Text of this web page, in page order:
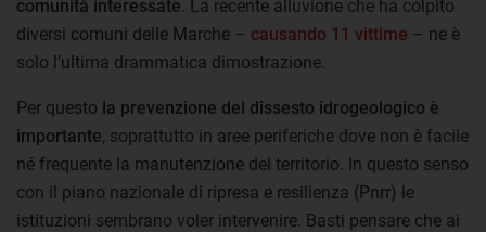
comunità interessate. La recente alluvione che ha colpito
diversi comuni delle Marche – causando 11 vittime – ne è
solo l’ultima drammatica dimostrazione.
Per questo la prevenzione del dissesto idrogeologico è
importante, soprattutto in aree periferiche dove non è facile
né frequente la manutenzione del territorio. In questo senso
con il piano nazionale di ripresa e resilienza (Pnrr) le
istituzioni sembrano voler intervenire. Basti pensare che ai